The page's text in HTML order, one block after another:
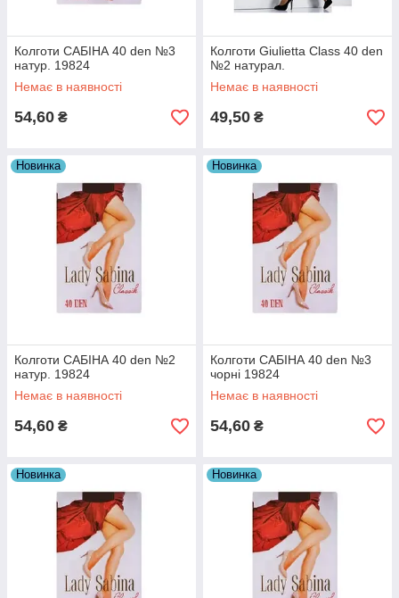
Колготи САБІНА 40 den №3
натур. 19824
Немає в наявності
54,60 ₴
Колготи Giulietta Class 40 den
№2 натурал.
Немає в наявності
49,50 ₴
Новинка
Колготи САБІНА 40 den №2
натур. 19824
Немає в наявності
54,60 ₴
Новинка
Колготи САБІНА 40 den №3
чорні 19824
Немає в наявності
54,60 ₴
Новинка Новинка